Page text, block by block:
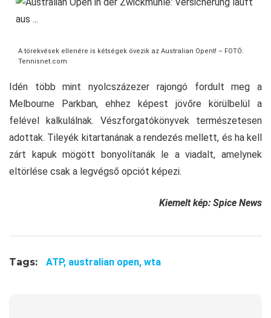
A törekvések ellenére is kétségek övezik az Australian Opent! – FOTÓ:
Tennisnet.com
Idén több mint nyolcszázezer rajongó fordult meg a
Melbourne Parkban, ehhez képest jövőre körülbelül a
felével kalkulálnak. Vészforgatókönyvek természetesen
adottak. Tileyék kitartanának a rendezés mellett, és ha kell
zárt kapuk mögött bonyolítanák le a viadalt, amelynek
eltörlése csak a legvégső opciót képezi.
Kiemelt kép: Spice News
Tags: ATP, australian open, wta